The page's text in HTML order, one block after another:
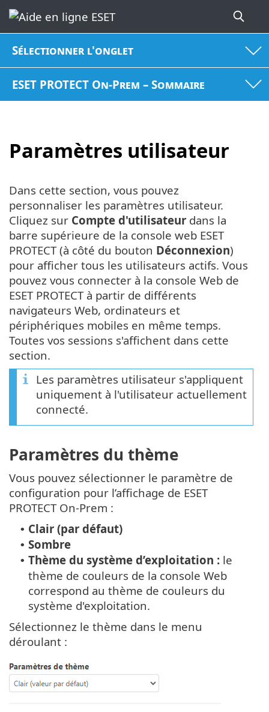
Sélectionner l'onglet
ESET PROTECT On-Prem – Sommaire
Paramètres utilisateur
Dans cette section, vous pouvez
personnaliser les paramètres utilisateur.
Cliquez sur Compte d'utilisateur dans la
barre supérieure de la console web ESET
PROTECT (à côté du bouton Déconnexion)
pour afficher tous les utilisateurs actifs. Vous
pouvez vous connecter à la console Web de
ESET PROTECT à partir de différents
navigateurs Web, ordinateurs et
périphériques mobiles en même temps.
Toutes vos sessions s'affichent dans cette
section.
Les paramètres utilisateur s'appliquent
uniquement à l'utilisateur actuellement
connecté.
Paramètres du thème
Vous pouvez sélectionner le paramètre de
configuration pour l’affichage de ESET
PROTECT On-Prem :
• Clair (par défaut)
• Sombre
• Thème du système d’exploitation : le
thème de couleurs de la console Web
correspond au thème de couleurs du
système d'exploitation.
Sélectionnez le thème dans le menu
déroulant :